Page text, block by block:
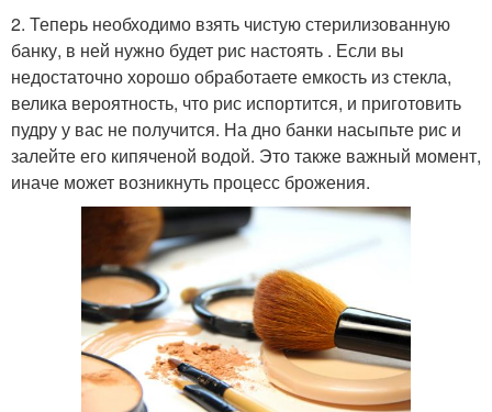
2. Теперь необходимо взять чистую стерилизованную
банку, в ней нужно будет рис настоять . Если вы
недостаточно хорошо обработаете емкость из стекла,
велика вероятность, что рис испортится, и приготовить
пудру у вас не получится. На дно банки насыпьте рис и
залейте его кипяченой водой. Это также важный момент,
иначе может возникнуть процесс брожения.